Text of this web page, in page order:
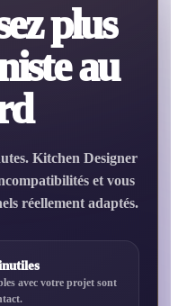
plus
au
Kitchen Designer
et vous
réellement adaptés.
avec votre projet sont